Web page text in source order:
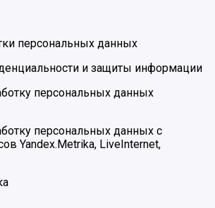
персональных данных
и защиты информации
персональных данных
персональных данных с
Yandex.Metrika, LiveInternet,